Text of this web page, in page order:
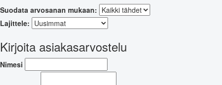
Suodata arvosanan mukaan:
Lajittele:
Kirjoita asiakasarvostelu
Nimesi